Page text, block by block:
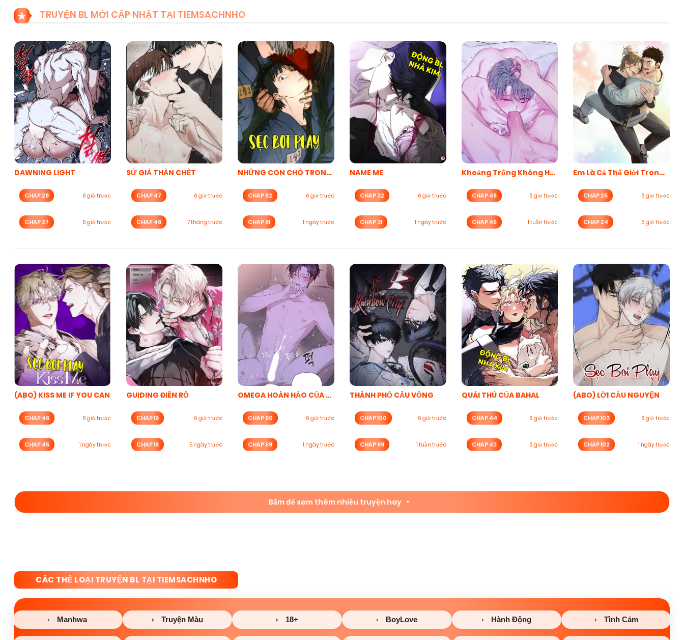
TRUYỆN BL MỚI CẬP NHẬT TẠI TIEMSACHNHO
DAWNING LIGHT
CHAP 28 6 giờ trước
CHAP 27 6 giờ trước
SỨ GIẢ THẦN CHẾT
CHAP 47 6 giờ trước
CHAP 46 7 tháng trước
NHỮNG CON CHÓ TRONG TÙ
CHAP 82 6 giờ trước
CHAP 81 1 ngày trước
NAME ME
CHAP 32 6 giờ trước
CHAP 31 1 ngày trước
Khoảng Trống Không Hoàn Hảo
CHAP 46 6 giờ trước
CHAP 45 1 tuần trước
Em Là Cả Thế Giới Trong Tôi
CHAP 25 6 giờ trước
CHAP 24 6 giờ trước
(ABO) KISS ME IF YOU CAN
CHAP 46 6 giờ trước
CHAP 45 1 ngày trước
GUIDING ĐIÊN RỒ
CHAP 19 6 giờ trước
CHAP 18 5 ngày trước
OMEGA HOÀN HẢO CỦA TÔI
CHAP 60 6 giờ trước
CHAP 59 1 ngày trước
THÀNH PHỐ CẦU VỒNG
CHAP 100 6 giờ trước
CHAP 99 1 tuần trước
QUÁI THÚ CỦA BAHAL
CHAP 44 6 giờ trước
CHAP 43 6 giờ trước
(ABO) LỜI CẦU NGUYỆN
CHAP 103 6 giờ trước
CHAP 102 1 ngày trước
Bấm để xem thêm nhiều truyện hay
CÁC THỂ LOẠI TRUYỆN BL TẠI TIEMSACHNHO
Manhwa Truyện Màu 18+ BoyLove Hành Động Tình Cảm